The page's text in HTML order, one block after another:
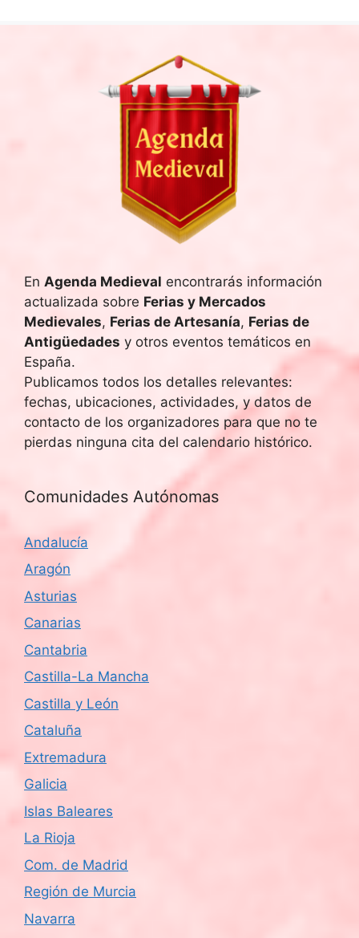
En Agenda Medieval encontrarás información
actualizada sobre Ferias y Mercados
Medievales, Ferias de Artesanía, Ferias de
Antigüedades y otros eventos temáticos en
España.
Publicamos todos los detalles relevantes:
fechas, ubicaciones, actividades, y datos de
contacto de los organizadores para que no te
pierdas ninguna cita del calendario histórico.
Comunidades Autónomas
Andalucía
Aragón
Asturias
Canarias
Cantabria
Castilla-La Mancha
Castilla y León
Cataluña
Extremadura
Galicia
Islas Baleares
La Rioja
Com. de Madrid
Región de Murcia
Navarra